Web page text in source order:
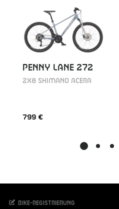
PENNY LANE 272
2X8 SHIMANO ACERA
799 €
Bike-Registrierung